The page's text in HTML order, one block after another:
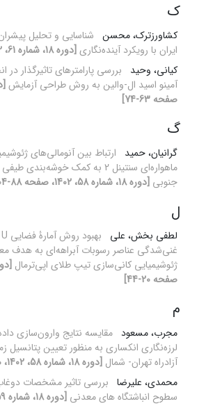
ک
کشاورزترک، محسن شناسایی و تحلیل
ایران با رویکرد آینده‌نگاری [دوره 18، شماره 61، 1402، صفحه 33-52]
کیانی، وحید
بررسی پارامترهای تاثیرگذار در
آمینو اسید ال-والین به روش طراحی آزمایش
صفحه 63-74]
گ
گرانیان، حمید
ارتباط بین آنومالی‌های
ماهواره‌ای سنتینل 2 به کمک
جنوبی [دوره 18، شماره 58، 1402، صفحه 88-104]
ل
لطفی بخش، علی
غنی‌شدگی عناصر رسوبات آبراهه‌ای به هدف
ژئوشیمیایی کانی‌سازی تیپ طلای اپی‌ترمال
صفحه 20-44]
م
مجرب، مسعود مقایسه نتایج وارون‌سازی
لرزه‌نگاری انکساری به منظور تعیین
آزادراه تهران- شمال [دوره 18، شماره 58، 1402، صفحه 75-87]
محمدی، علیرضا بررسی تاثیر مشخصات
سطوح انباشتگاه های معدنی [دوره 18، شماره 59، 1402، صفحه 1-19]